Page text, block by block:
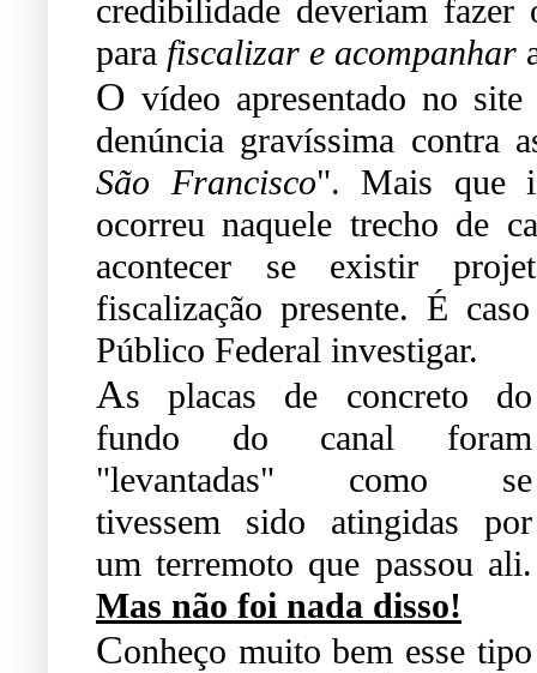
credibilidade deveriam fazer
para fiscalizar e acompanhar
O vídeo apresentado no
denúncia gravíssima contra
São Francisco". Mais que
ocorreu naquele trecho de
acontecer se existir
fiscalização presente. É
Público Federal investigar.
As placas de concreto do
fundo do canal foram
"levantadas" como se
tivessem sido atingidas por
um terremoto que passou ali.
Mas não foi nada disso!
Conheço muito bem esse tipo